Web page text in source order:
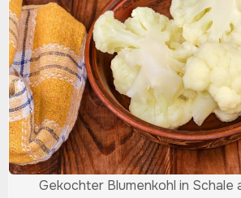
Gekochter Blumenkohl in Schale